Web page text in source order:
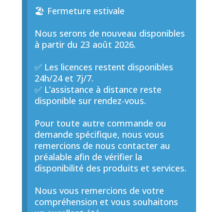
🏖️ Fermeture estivale
Nous serons de nouveau disponibles
à partir du 23 août 2026.
✅ Les licences restent disponibles
24h/24 et 7j/7.
✅ L’assistance à distance reste
disponible sur rendez-vous.
Pour toute autre commande ou
demande spécifique, nous vous
remercions de nous contacter au
préalable afin de vérifier la
disponibilité des produits et services.
Nous vous remercions de votre
compréhension et vous souhaitons